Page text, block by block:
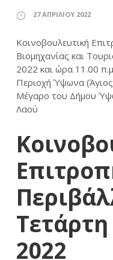
27 ΑΠΡΙΛΊΟΥ 2022
Κοινοβουλευτική
Βιομηχανίας και
2022 και ώρα 11.00
Περιοχή Ύψωνα
Μέγαρο του Δήμου
Λαού
2022